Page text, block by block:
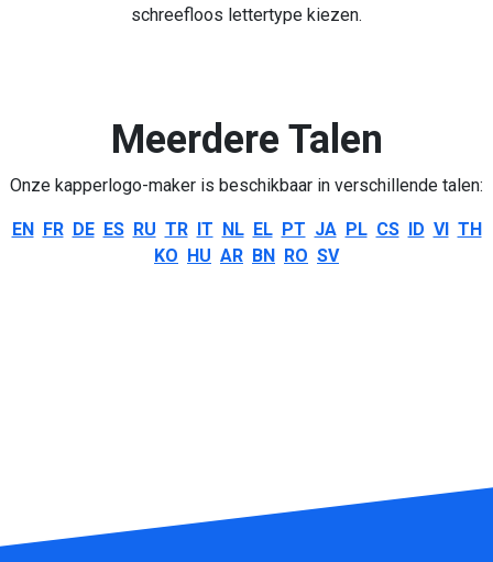
schreefloos lettertype kiezen.
Meerdere Talen
Onze kapperlogo-maker is beschikbaar in verschillende talen:
EN FR DE ES RU TR IT NL EL PT JA PL CS ID VI TH
KO HU AR BN RO SV